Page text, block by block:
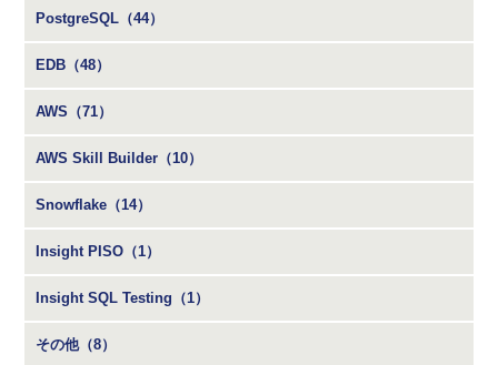
PostgreSQL（44）
EDB（48）
AWS（71）
AWS Skill Builder（10）
Snowflake（14）
Insight PISO（1）
Insight SQL Testing（1）
その他（8）